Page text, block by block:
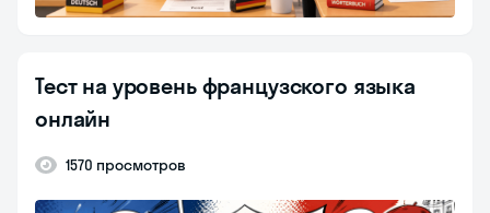
Тест на уровень французского языка
онлайн
1570 просмотров